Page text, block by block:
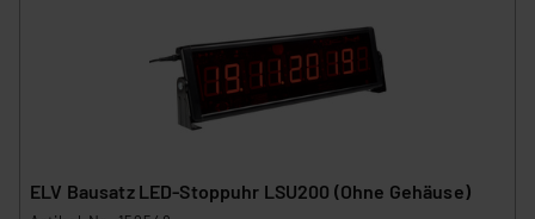
„Einige Drittanbieter verarbeiten personenbezogene
Daten in den USA. Ihre Einwilligung zur Einbindung von
Cookies dieser Drittanbieter umfasst daher ggf. auch
und zu der jeweiligen Datenübermittlung erhalten Sie in
ELV Bausatz LED-Stoppuhr LSU200 (Ohne Gehäuse)